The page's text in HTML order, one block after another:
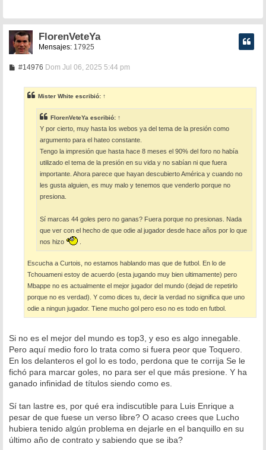
e
FlorenVeteYa
Mensajes: 17925
#14976M
a
j
e
Dom Jul 06, 2025 5:44 pm
Mister White escribió: ↑
FlorenVeteYa escribió: ↑
Y por cierto, muy hasta los webos ya del tema de la presión como
argumento para el hateo constante.
Tengo la impresión que hasta hace 8 meses el 90% del foro no había
utilizado el tema de la presión en su vida y no sabían ni que fuera
importante. Ahora parece que hayan descubierto América y cuando no
les gusta alguien, es muy malo y tenemos que venderlo porque no
presiona.
Sí marcas 44 goles pero no ganas? Fuera porque no presionas. Nada
que ver con el hecho de que odie al jugador desde hace años por lo que
nos hizo
Escucha a Curtois, no estamos hablando mas que de futbol. En lo de
Tchouameni estoy de acuerdo (esta jugando muy bien ultimamente) pero
Mbappe no es actualmente el mejor jugador del mundo (dejad de repetirlo
porque no es verdad). Y como dices tu, decir la verdad no significa que uno
odie a ningun jugador. Tiene mucho gol pero eso no es todo en futbol.
Si no es el mejor del mundo es top3, y eso es algo innegable.
Pero aquí medio foro lo trata como si fuera peor que Toquero.
En los delanteros el gol lo es todo, perdona que te corrija Se le
fichó para marcar goles, no para ser el que más presione. Y ha
ganado infinidad de títulos siendo como es.
Sí tan lastre es, por qué era indiscutible para Luis Enrique a
pesar de que fuese un verso libre? O acaso crees que Lucho
hubiera tenido algún problema en dejarle en el banquillo en su
último año de contrato y sabiendo que se iba?